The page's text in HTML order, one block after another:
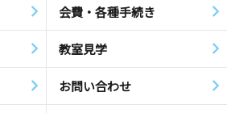
会費・各種手続き
教室見学
お問い合わせ